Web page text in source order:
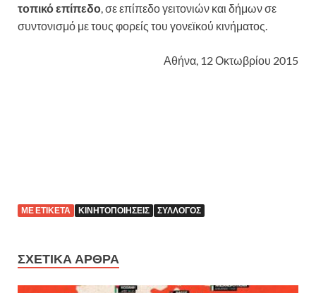
τοπικό επίπεδο , σε επίπεδο γειτονιών και δήμων σε
συντονισμό με τους φορείς του γονεϊκού κινήματος.
Αθήνα, 12 Οκτωβρίου 2015
ΜΕ ΕΤΙΚΈΤΑ ΚΙΝΗΤΟΠΟΙΉΣΕΙΣ ΣΎΛΛΟΓΟΣ
ΣΧΕΤΙΚΆ ΆΡΘΡΑ